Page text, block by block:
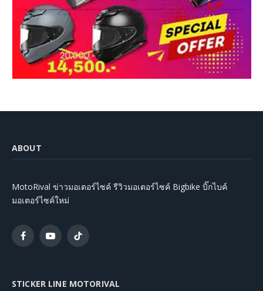
ABOUT
MotoRival ข่าวมอเตอร์ไซค์ รีวิวมอเตอร์ไซค์ Bigbike บิ๊กไบค์
มอเตอร์ไซค์ใหม่
FacebookYouTubeTikTok
STICKER LINE MOTORIVAL